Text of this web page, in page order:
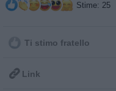
Stime: 25
Ti stimo fratello
 Link